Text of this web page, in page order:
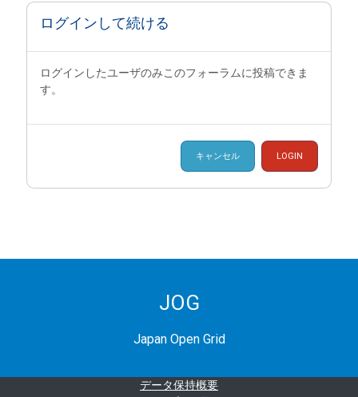
ログインして続ける
ログインしたユーザのみこのフォーラムに投稿できま
す。
キャンセル LOGIN
JOG
Japan Open Grid
データ保持概要